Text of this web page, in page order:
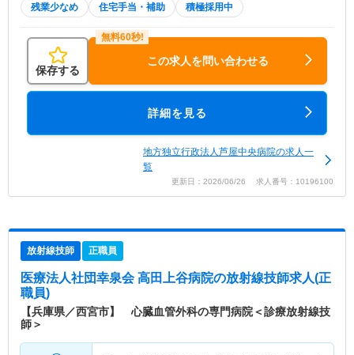
残業少なめ 住宅手当・補助 積極採用中
保存する
この求人を問い合わせる
詳細を見る
地方独立行政法人芦屋中央病院の求人一
覧
更新日：2026/06/26 求人番号：10196100
放射線技師 正職員
医療法人社団幸泉会 高田上谷病院の放射線技師求人(正
職員)
【兵庫県／西宮市】 心臓血管外科の専門病院＜診療放射線技
師＞